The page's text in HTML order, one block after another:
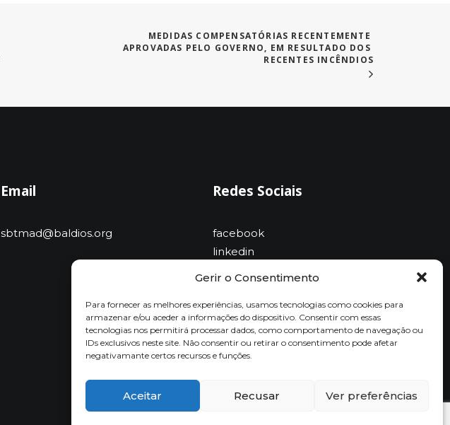
Gerir o Consentimento
Para fornecer as melhores experiências, usamos tecnologias como cookies para
armazenar e/ou aceder a informações do dispositivo. Consentir com essas
tecnologias nos permitirá processar dados, como comportamento de navegação ou
IDs exclusivos neste site. Não consentir ou retirar o consentimento pode afetar
negativamante certos recursos e funções.
Aceitar Recusar Ver preferências
MEDIDAS COMPENSATÓRIAS RECENTEMENTE
APROVADAS PELO GOVERNO, EM RESULTADO DOS
RECENTES INCÊNDIOS
Email
sbtmad@baldios.org
Redes Sociais
facebook
linkedin